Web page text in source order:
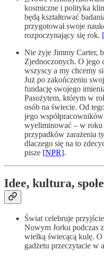
kosmiczne i polityka
będą kształtować
przygotował swoje
rozpoczynający się rok.
Nie żyje Jimmy Carter,
Zjednoczonych. O jego
wszyscy a my chcemy
Już po zakończeniu
fundację swojego
Pasożytem, którym w
osób na świecie. Od
jego
wyeliminować – w roku
przypadków zarażenia
dlaczego się na to
pisze [NPR].
Idee, kultura,
Świat celebruje
Nowym Jorku podczas
wielką świecącą kulę.
gadżetu przeczytacie w